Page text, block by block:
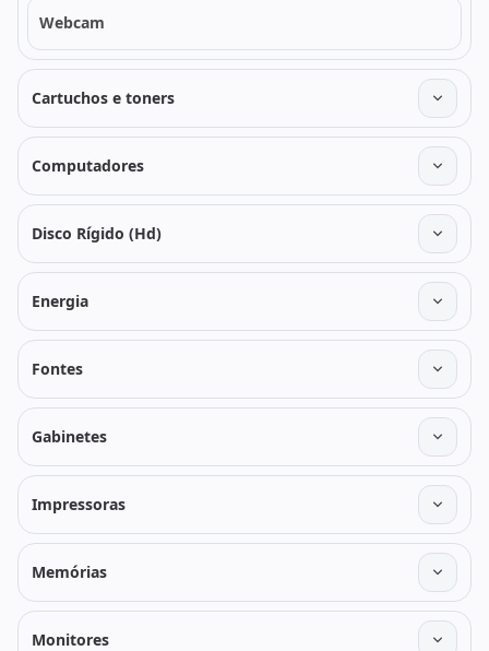
Webcam
Cartuchos e toners
Computadores
Disco Rígido (Hd)
Energia
Fontes
Gabinetes
Impressoras
Memórias
Monitores